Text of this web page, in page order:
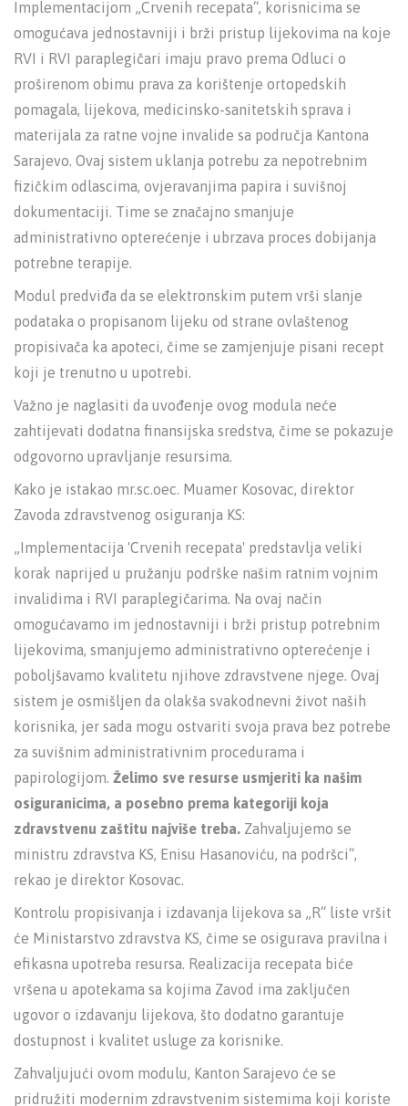
Implementacijom „Crvenih recepata“, korisnicima se
omogućava jednostavniji i brži pristup lijekovima na koje
RVI i RVI paraplegičari imaju pravo prema Odluci o
proširenom obimu prava za korištenje ortopedskih
pomagala, lijekova, medicinsko-sanitetskih sprava i
materijala za ratne vojne invalide sa područja Kantona
Sarajevo. Ovaj sistem uklanja potrebu za nepotrebnim
fizičkim odlascima, ovjeravanjima papira i suvišnoj
dokumentaciji. Time se značajno smanjuje
administrativno opterećenje i ubrzava proces dobijanja
potrebne terapije.
Modul predviđa da se elektronskim putem vrši slanje
podataka o propisanom lijeku od strane ovlaštenog
propisivača ka apoteci, čime se zamjenjuje pisani recept
koji je trenutno u upotrebi.
Važno je naglasiti da uvođenje ovog modula neće
zahtijevati dodatna finansijska sredstva, čime se pokazuje
odgovorno upravljanje resursima.
Kako je istakao mr.sc.oec. Muamer Kosovac, direktor
Zavoda zdravstvenog osiguranja KS:
„Implementacija 'Crvenih recepata' predstavlja veliki
korak naprijed u pružanju podrške našim ratnim vojnim
invalidima i RVI paraplegičarima. Na ovaj način
omogućavamo im jednostavniji i brži pristup potrebnim
lijekovima, smanjujemo administrativno opterećenje i
poboljšavamo kvalitetu njihove zdravstvene njege. Ovaj
sistem je osmišljen da olakša svakodnevni život naših
korisnika, jer sada mogu ostvariti svoja prava bez potrebe
za suvišnim administrativnim procedurama i
papirologijom. Želimo sve resurse usmjeriti ka našim
osiguranicima, a posebno prema kategoriji koja
zdravstvenu zaštitu najviše treba. Zahvaljujemo se
ministru zdravstva KS, Enisu Hasanoviću, na podršci“,
rekao je direktor Kosovac.
Kontrolu propisivanja i izdavanja lijekova sa „R“ liste vršit
će Ministarstvo zdravstva KS, čime se osigurava pravilna i
efikasna upotreba resursa. Realizacija recepata biće
vršena u apotekama sa kojima Zavod ima zaključen
ugovor o izdavanju lijekova, što dodatno garantuje
dostupnost i kvalitet usluge za korisnike.
Zahvaljujući ovom modulu, Kanton Sarajevo će se
pridružiti modernim zdravstvenim sistemima koji koriste